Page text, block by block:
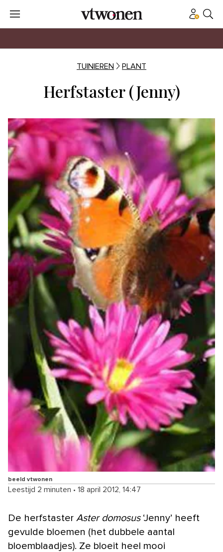
TUINIEREN PLANT
Herfstaster (Jenny)
beeld vtwonen
Leestijd 2 minuten • 18 april 2012, 14:47
De herfstaster Aster domosus ‘Jenny’ heeft
gevulde bloemen (het dubbele aantal
bloemblaadjes). Ze bloeit heel mooi